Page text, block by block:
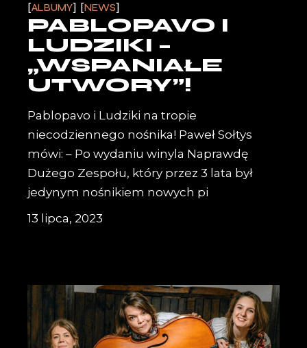
ALBUMY NEWS
PABLOPAVO I
LUDZIKI –
„WSPANIAŁE
UTWORY”!
Pablopavo i Ludziki na tropie
niecodziennego nośnika! Paweł Sołtys
mówi: – Po wydaniu winyla Naprawdę
Dużego Zespołu, który przez 3 lata był
jedynym nośnikiem nowych pi
13 lipca, 2023